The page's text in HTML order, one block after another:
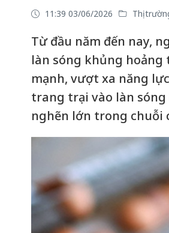
nhỏ
vừa
lớn
11:39 03/06/2026 Thị
Từ đầu năm đến nay,
làn sóng khủng
mạnh, vượt xa năng
trang trại vào làn
nghẽn lớn trong chuỗi